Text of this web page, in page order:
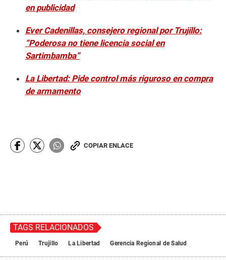
en publicidad
Ever Cadenillas, consejero regional por Trujillo:
“Poderosa no tiene licencia social en
Sartimbamba”
La Libertad: Pide control más riguroso en compra
de armamento
COPIAR ENLACE
TAGS RELACIONADOS
Perú Trujillo La Libertad Gerencia Regional de Salud